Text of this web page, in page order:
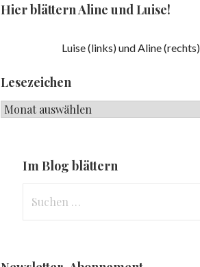
Hier blättern Aline und Luise!
Luise (links) und Aline (rechts)
Lesezeichen
Lesezeichen
Im Blog blättern
nach: